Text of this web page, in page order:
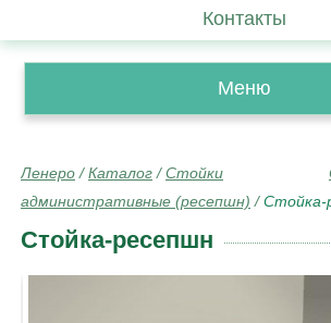
Контакты
Меню
Ленеро /Каталог /Стойки
административные (ресепшн) /Стойка-
Стойка-ресепшн